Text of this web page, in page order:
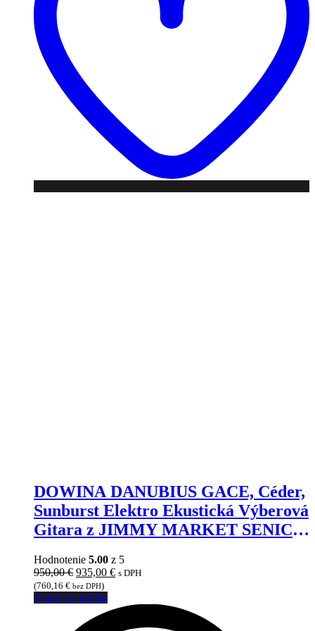
DOWINA DANUBIUS GACE, Céder,
Sunburst Elektro Ekustická Výberová
Gitara z JIMMY MARKET SENICA,
Ladička+EQ
Hodnotenie 5.00 z 5
950,00€ Pôvodná
cena
bola:
950,00 €.
935,00 €Aktuálna
935,00 €.
s DPH
(760,16 € bez DPH)
Pridať do košíka